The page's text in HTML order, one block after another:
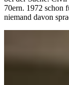
70ern. 1972 schon
niemand davon